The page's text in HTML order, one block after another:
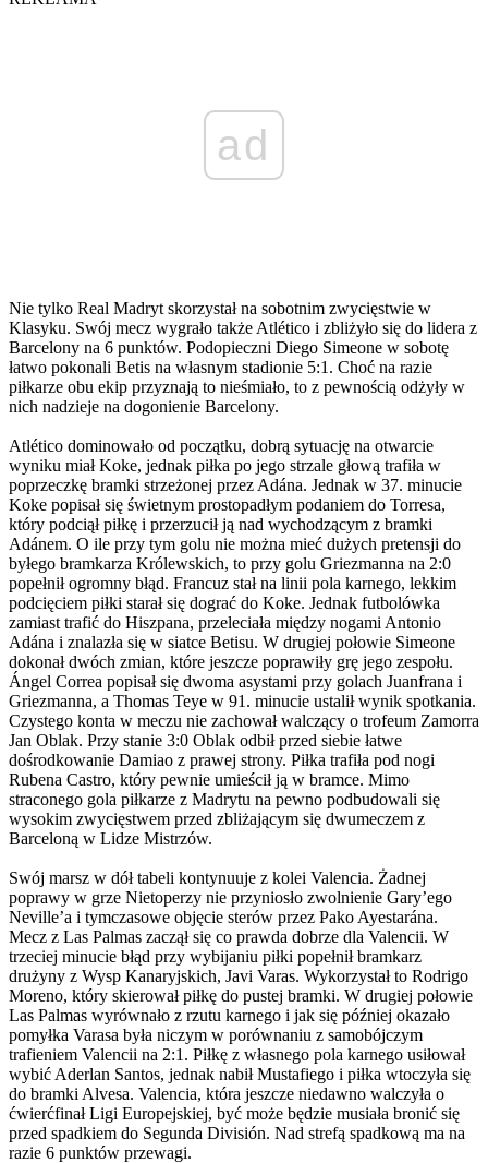
ad
Nie tylko Real Madryt skorzystał na sobotnim zwycięstwie w
Klasyku. Swój mecz wygrało także Atlético i zbliżyło się do lidera z
Barcelony na 6 punktów. Podopieczni Diego Simeone w sobotę
łatwo pokonali Betis na własnym stadionie 5:1. Choć na razie
piłkarze obu ekip przyznają to nieśmiało, to z pewnością odżyły w
nich nadzieje na dogonienie Barcelony.
Atlético dominowało od początku, dobrą sytuację na otwarcie
wyniku miał Koke, jednak piłka po jego strzale głową trafiła w
poprzeczkę bramki strzeżonej przez Adána. Jednak w 37. minucie
Koke popisał się świetnym prostopadłym podaniem do Torresa,
który podciął piłkę i przerzucił ją nad wychodzącym z bramki
Adánem. O ile przy tym golu nie można mieć dużych pretensji do
byłego bramkarza Królewskich, to przy golu Griezmanna na 2:0
popełnił ogromny błąd. Francuz stał na linii pola karnego, lekkim
podcięciem piłki starał się dograć do Koke. Jednak futbolówka
zamiast trafić do Hiszpana, przeleciała między nogami Antonio
Adána i znalazła się w siatce Betisu. W drugiej połowie Simeone
dokonał dwóch zmian, które jeszcze poprawiły grę jego zespołu.
Ángel Correa popisał się dwoma asystami przy golach Juanfrana i
Griezmanna, a Thomas Teye w 91. minucie ustalił wynik spotkania.
Czystego konta w meczu nie zachował walczący o trofeum Zamorra
Jan Oblak. Przy stanie 3:0 Oblak odbił przed siebie łatwe
dośrodkowanie Damiao z prawej strony. Piłka trafiła pod nogi
Rubena Castro, który pewnie umieścił ją w bramce. Mimo
straconego gola piłkarze z Madrytu na pewno podbudowali się
wysokim zwycięstwem przed zbliżającym się dwumeczem z
Barceloną w Lidze Mistrzów.
Swój marsz w dół tabeli kontynuuje z kolei Valencia. Żadnej
poprawy w grze Nietoperzy nie przyniosło zwolnienie Gary’ego
Neville’a i tymczasowe objęcie sterów przez Pako Ayestarána.
Mecz z Las Palmas zaczął się co prawda dobrze dla Valencii. W
trzeciej minucie błąd przy wybijaniu piłki popełnił bramkarz
drużyny z Wysp Kanaryjskich, Javi Varas. Wykorzystał to Rodrigo
Moreno, który skierował piłkę do pustej bramki. W drugiej połowie
Las Palmas wyrównało z rzutu karnego i jak się później okazało
pomyłka Varasa była niczym w porównaniu z samobójczym
trafieniem Valencii na 2:1. Piłkę z własnego pola karnego usiłował
wybić Aderlan Santos, jednak nabił Mustafiego i piłka wtoczyła się
do bramki Alvesa. Valencia, która jeszcze niedawno walczyła o
ćwierćfinał Ligi Europejskiej, być może będzie musiała bronić się
przed spadkiem do Segunda División. Nad strefą spadkową ma na
razie 6 punktów przewagi.